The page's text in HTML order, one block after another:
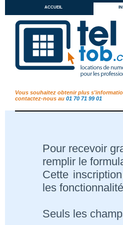
accueil
Vous souhaitez obtenir plus
contactez-nous au 01 70 71 99 01
Pour recevoir
remplir le
Cette
les
Seuls les